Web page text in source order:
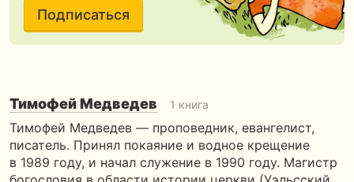
Подписаться
Тимофей Медведев 1 книга
Тимофей Медведев — проповедник, евангелист,
писатель. Принял покаяние и водное крещение
в 1989 году, и начал служение в 1990 году. Магистр